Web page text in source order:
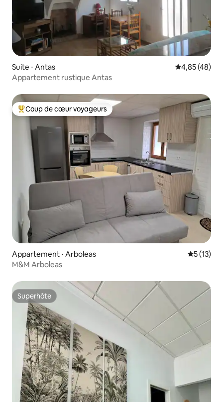
Suite ⋅ Antas Évaluation
4,85 (48)
Appartement rustique Antas
Coups de cœur voyageurs les plus appréciés
Coup de cœur voyageurs
Appartement ⋅ Arboleas
5 (13)
M&M Arboleas
Superhôte
Superhôte